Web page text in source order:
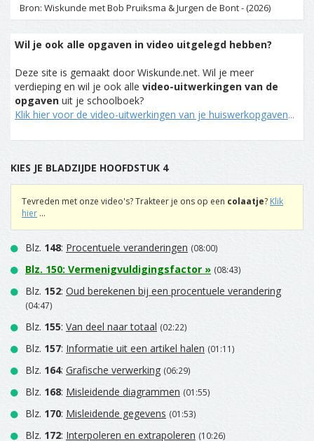
Bron: Wiskunde met Bob Pruiksma & Jurgen de Bont - (2026)
Wil je ook alle opgaven in video uitgelegd hebben?
Deze site is gemaakt door Wiskunde.net. Wil je meer
verdieping en wil je ook alle video-uitwerkingen van de
opgaven uit je schoolboek?
Klik hier voor de video-uitwerkingen van je huiswerkopgaven...
KIES JE BLADZIJDE HOOFDSTUK 4
Tevreden met onze video's? Trakteer je ons op een colaatje? Klik
hier ...
Blz. 148: Procentuele veranderingen (08:00)
Blz. 150: Vermenigvuldigingsfactor » (08:43)
Blz. 152: Oud berekenen bij een procentuele verandering
(04:47)
Blz. 155: Van deel naar totaal (02:22)
Blz. 157: Informatie uit een artikel halen (01:11)
Blz. 164: Grafische verwerking (06:29)
Blz. 168: Misleidende diagrammen (01:55)
Blz. 170: Misleidende gegevens (01:53)
Blz. 172: Interpoleren en extrapoleren (10:26)